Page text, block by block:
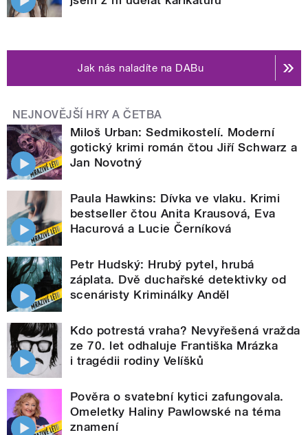
Jak nás naladíte na DABu
NEJNOVĚJŠÍ HRY A ČETBA
Miloš Urban: Sedmikostelí. Moderní
gotický krimi román čtou Jiří Schwarz a
Jan Novotný
Paula Hawkins: Dívka ve vlaku. Krimi
bestseller čtou Anita Krausová, Eva
Hacurová a Lucie Černíková
Petr Hudský: Hrubý pytel, hrubá
záplata. Dvě duchařské detektivky od
scenáristy Kriminálky Anděl
Kdo potrestá vraha? Nevyřešená vražda
ze 70. let odhaluje Františka Mrázka
i tragédii rodiny Velíšků
Pověra o svatební kytici zafungovala.
Omeletky Haliny Pawlowské na téma
znamení